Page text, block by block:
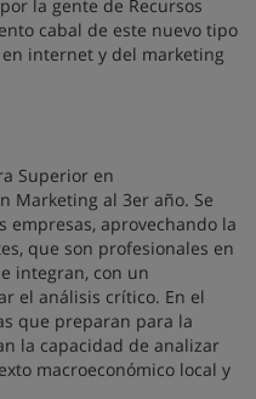
la gente de Recursos
cabal de este nuevo tipo
internet y del marketing
Superior en
Marketing al 3er año. Se
empresas, aprovechando la
que son profesionales en
integran, con un
el análisis crítico. En el
que preparan para la
la capacidad de analizar
macroeconómico local y